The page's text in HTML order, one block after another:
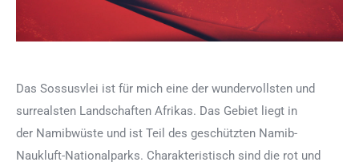
Das Sossusvlei ist für mich eine der wundervollsten und
surrealsten Landschaften Afrikas. Das Gebiet liegt in
der Namibwüste und ist Teil des geschützten Namib-
Naukluft-Nationalparks. Charakteristisch sind die rot und